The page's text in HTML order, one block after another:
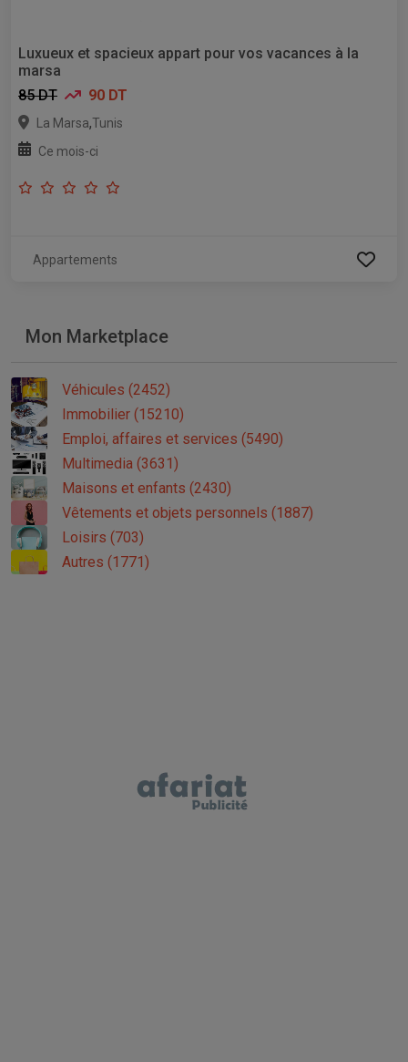
Luxueux et spacieux appart pour vos vacances à la
marsa
85 DT
90 DT
La Marsa,Tunis
Ce mois-ci
Appartements
Mon Marketplace
Véhicules (2452)
Immobilier (15210)
Emploi, affaires et services (5490)
Multimedia (3631)
Maisons et enfants (2430)
Vêtements et objets personnels (1887)
Loisirs (703)
Autres (1771)